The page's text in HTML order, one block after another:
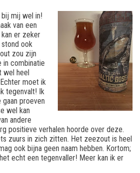
bij mij wel in!
van een
er zeker
ook
zou zijn
in combinatie
heel
moet ik
tegenvalt! Ik
proeven
wel kan
andere
positieve verhalen hoorde over deze.
zuurs in zich zitten. Het zeezout is heel
ook bijna geen naam hebben. Kortom;
echt een tegenvaller! Meer kan ik er